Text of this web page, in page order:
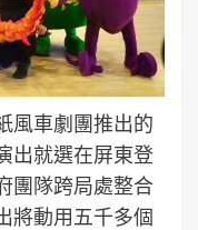
風車劇團推出的
出就選在屏東登
團隊跨局處整合
將動用五千多個